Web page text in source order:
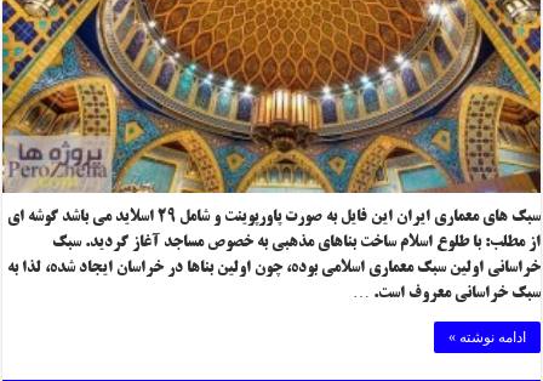
سبک های معماری ایران این فایل به صورت پاورپوینت و شامل ۲۹ اسلاید می باشد گوشه ای
از مطلب: با طلوع اسلام ساخت بناهای مذهبی به خصوص مساجد آغاز گردید. سبک
خراسانی اولین سبک معماری اسلامی بوده، چون اولین بناها در خراسان ایجاد شده، لذا به
سبک خراسانی معروف است. …
ادامه نوشته »